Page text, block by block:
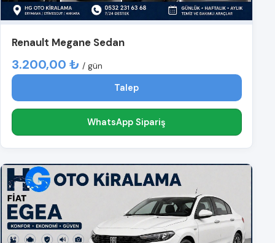
Renault Megane Sedan
3.200,00 ₺ / gün
Talep
WhatsApp Sipariş